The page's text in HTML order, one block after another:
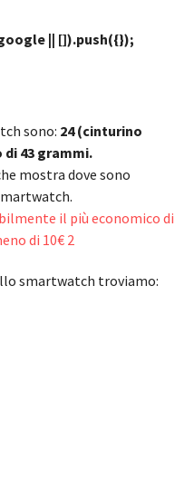
|| []).push({});
sono: 24 (cinturino
di 43 grammi.
mostra dove sono
smartwatch troviamo: